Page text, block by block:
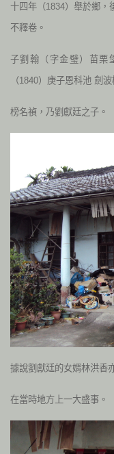
十四年（1834）舉於鄉，
不釋卷。
子劉翰（字金璧）苗栗
（1840） 庚子恩科池 劍波
榜名禎，乃劉獻廷之子。
據說劉獻廷的女婿林洪
在當時地方上一大盛事。